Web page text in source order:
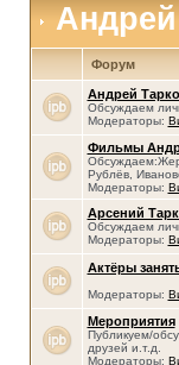
Форум
Андрей
Обсуждаем
Модераторы:
Фильмы
Рублёв,
Модераторы:
Арсений
Обсуждаем
Модераторы:
Актёры
Модераторы:
Мероприятия
Публикуем/
друзей и.т.д.
Модераторы: